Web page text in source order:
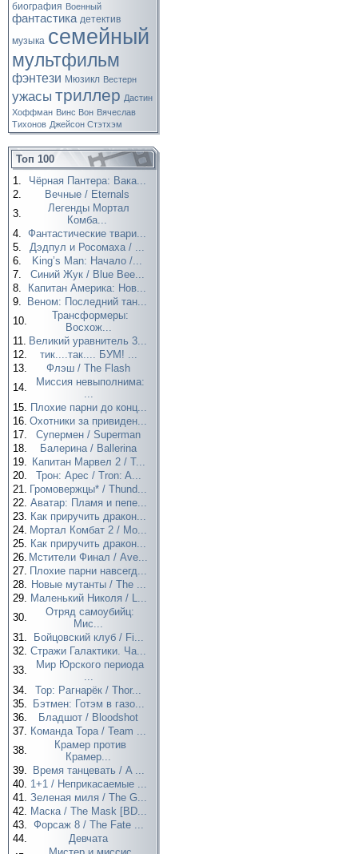
биография Военный
фантастика детектив
музыка семейный
мультфильм
фэнтези Мюзикл Вестерн
ужасы триллер Дастин
Хоффман Винс Вон Вячеслав
Тихонов Джейсон Стэтхэм
Топ 100
1.
Чёрная Пантера: Вака...
2.
Вечные / Eternals
3.
Легенды Мортал
Комба...
4. Фантастические твари...
5.
Дэдпул и Росомаха / ...
6.
King’s Man: Начало /...
7.
Синий Жук / Blue Bee...
8.
Капитан Америка: Нов...
9.
Веном: Последний тан...
10.
Трансформеры:
Восхож...
11. Великий уравнитель 3...
12.
тик....так.... БУМ! ...
13.
Флэш / The Flash
14.
Миссия невыполнима:
...
15. Плохие парни до конц...
16. Охотники за привиден...
17.
Супермен / Superman
18.
Балерина / Ballerina
19. Капитан Марвел 2 / T...
20.
Трон: Арес / Tron: A...
21. Громовержцы* / Thund...
22. Аватар: Пламя и пепе...
23. Как приручить дракон...
24. Мортал Комбат 2 / Mo...
25. Как приручить дракон...
26. Мстители Финал / Ave...
27. Плохие парни навсегд...
28. Новые мутанты / The ...
29. Маленький Николя / L...
30.
Отряд самоубийц:
Мис...
31.
Бойцовский клуб / Fi...
32. Стражи Галактики. Ча...
33.
Мир Юрского периода
...
34.
Тор: Рагнарёк / Thor...
35.
Бэтмен: Готэм в газо...
36.
Бладшот / Bloodshot
37. Команда Тора / Team ...
38.
Крамер против
Крамер...
39.
Время танцевать / A ...
40. 1+1 / Неприкасаемые ...
41. Зеленая миля / The G...
42. Маска / The Mask [BD...
43. Форсаж 8 / The Fate ...
44.
Девчата